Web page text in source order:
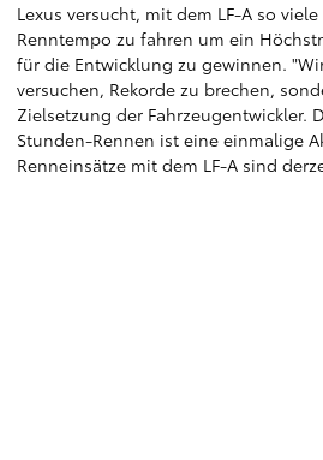
Lexus versucht, mit dem LF-A so
Renntempo zu fahren um ein
für die Entwicklung zu gewinnen.
versuchen, Rekorde zu brechen,
Zielsetzung der Fahrzeugentwickler.
Stunden-Rennen ist eine einmalige
Renneinsätze mit dem LF-A sind